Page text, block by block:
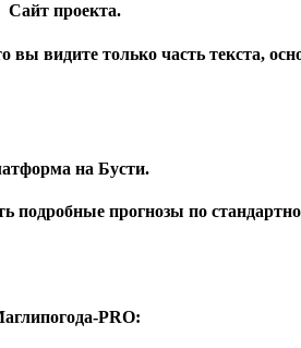
Сайт проекта.
видите только часть текста,
на Бусти.
прогнозы по
PRO: